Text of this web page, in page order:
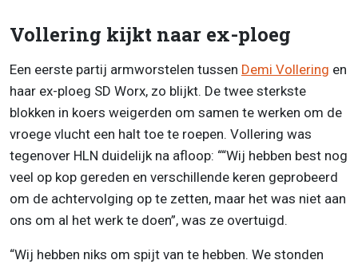
Vollering kijkt naar ex-ploeg
Een eerste partij armworstelen tussen Demi Vollering en
haar ex-ploeg SD Worx, zo blijkt. De twee sterkste
blokken in koers weigerden om samen te werken om de
vroege vlucht een halt toe te roepen. Vollering was
tegenover HLN duidelijk na afloop: ““Wij hebben best nog
veel op kop gereden en verschillende keren geprobeerd
om de achtervolging op te zetten, maar het was niet aan
ons om al het werk te doen”, was ze overtuigd.
“Wij hebben niks om spijt van te hebben. We stonden